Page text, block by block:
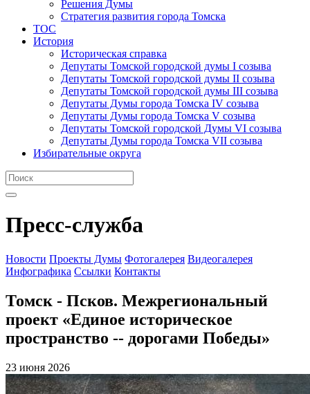
Решения Думы
Стратегия развития города Томска
ТОС
История
Историческая справка
Депутаты Томской городской думы I созыва
Депутаты Томской городской думы II созыва
Депутаты Томской городской думы III созыва
Депутаты Думы города Томска IV созыва
Депутаты Думы города Томска V созыва
Депутаты Томской городской Думы VI созыва
Депутаты Думы города Томска VII созыва
Избирательные округа
Пресс-служба
Новости Проекты Думы Фотогалерея Видеогалерея
Инфографика Ссылки Контакты
Томск - Псков. Межрегиональный
проект «Единое историческое
пространство -- дорогами Победы»
23 июня 2026